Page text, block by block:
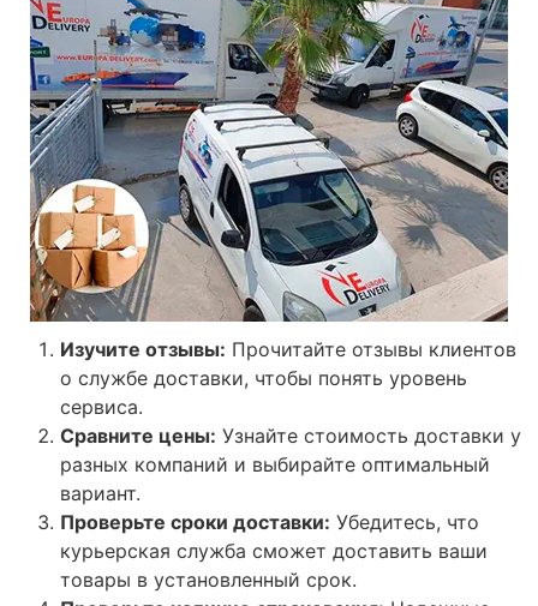
Изучите отзывы: Прочитайте отзывы клиентов
о службе доставки, чтобы понять уровень
сервиса.
Сравните цены: Узнайте стоимость доставки у
разных компаний и выбирайте оптимальный
вариант.
Проверьте сроки доставки: Убедитесь, что
курьерская служба сможет доставить ваши
товары в установленный срок.